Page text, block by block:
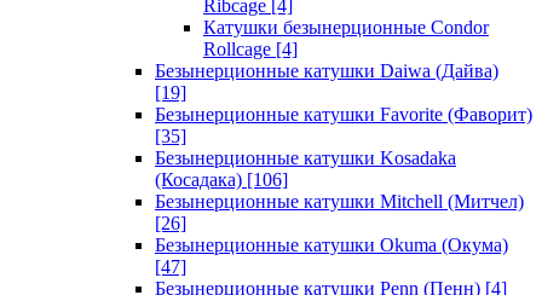
Ribcage [4]
Катушки безынерционные Condor
Rollcage [4]
Безынерционные катушки Daiwa (Дайва)
[19]
Безынерционные катушки Favorite (Фаворит)
[35]
Безынерционные катушки Kosadaka
(Косадака) [106]
Безынерционные катушки Mitchell (Митчел)
[26]
Безынерционные катушки Okuma (Окума)
[47]
Безынерционные катушки Penn (Пенн) [4]